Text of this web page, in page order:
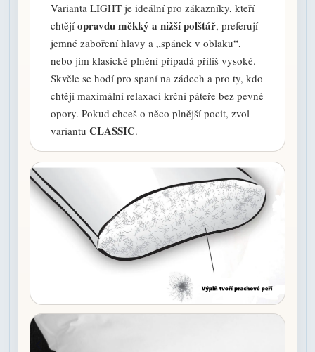
Varianta LIGHT je ideální pro zákazníky, kteří
chtějíopravdu měkký a nižší polštář, preferují
jemné zaboření hlavy a „spánek v oblaku“,
nebo jim klasické plnění připadá příliš vysoké.
Skvěle se hodí pro spaní na zádech a pro ty, kdo
chtějí maximální relaxaci krční páteře bez pevné
opory. Pokud chceš o něco plnější pocit, zvol
variantu CLASSIC.